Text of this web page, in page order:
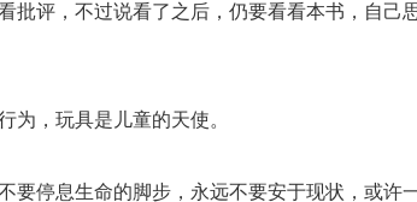
批评，不过说看了之后，仍要看看本书，自己
为，玩具是儿童的天使。
要停息生命的脚步，永远不要安于现状，或许